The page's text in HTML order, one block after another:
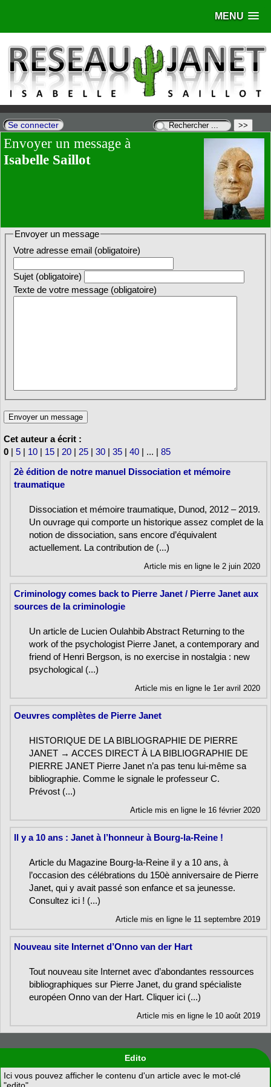
MENU
Se connecter
Envoyer un message à
Isabelle Saillot
Envoyer un message
Votre adresse email (obligatoire)
Sujet (obligatoire)
Texte de votre message (obligatoire)
Cet auteur a écrit :
0 | 5 | 10 | 15 | 20 | 25 | 30 | 35 | 40 | ... | 85
2è édition de notre manuel Dissociation et mémoire
traumatique
Dissociation et mémoire traumatique, Dunod, 2012 – 2019.
Un ouvrage qui comporte un historique assez complet de la
notion de dissociation, sans encore d’équivalent
actuellement. La contribution de (...)
Article mis en ligne le 2 juin 2020
Criminology comes back to Pierre Janet / Pierre Janet aux
sources de la criminologie
Un article de Lucien Oulahbib Abstract Returning to the
work of the psychologist Pierre Janet, a contemporary and
friend of Henri Bergson, is no exercise in nostalgia : new
psychological (...)
Article mis en ligne le 1er avril 2020
Oeuvres complètes de Pierre Janet
HISTORIQUE DE LA BIBLIOGRAPHIE DE PIERRE
JANET → ACCES DIRECT À LA BIBLIOGRAPHIE DE
PIERRE JANET Pierre Janet n’a pas tenu lui-même sa
bibliographie. Comme le signale le professeur C.
Prévost (...)
Article mis en ligne le 16 février 2020
Il y a 10 ans : Janet à l’honneur à Bourg-la-Reine !
Article du Magazine Bourg-la-Reine il y a 10 ans, à
l’occasion des célébrations du 150è anniversaire de Pierre
Janet, qui y avait passé son enfance et sa jeunesse.
Consultez ici ! (...)
Article mis en ligne le 11 septembre 2019
Nouveau site Internet d’Onno van der Hart
Tout nouveau site Internet avec d’abondantes ressources
bibliographiques sur Pierre Janet, du grand spécialiste
européen Onno van der Hart. Cliquer ici (...)
Article mis en ligne le 10 août 2019
Edito
Ici vous pouvez afficher le contenu d'un article avec le mot-clé